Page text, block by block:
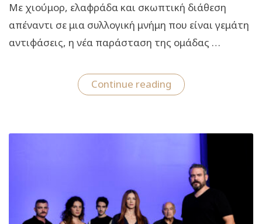
Με χιούμορ, ελαφράδα και σκωπτική διάθεση
απέναντι σε μια συλλογική μνήμη που είναι γεμάτη
αντιφάσεις, η νέα παράσταση της ομάδας …
Continue reading“Πόθεν
Έσχες:
Μαΐου
θέατρο
Βεάκη”